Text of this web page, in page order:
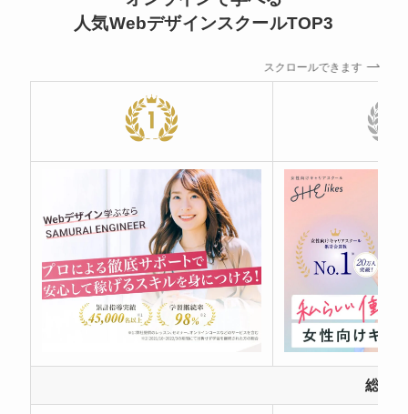
人気WebデザインスクールTOP3
スクロールできます
総合